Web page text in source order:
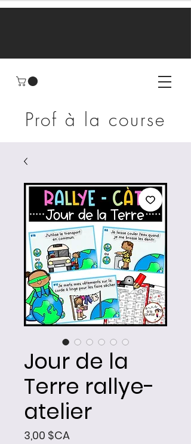
Prof à la course
Jour de la
Terre rallye-
atelier
3,00 $CAPrix